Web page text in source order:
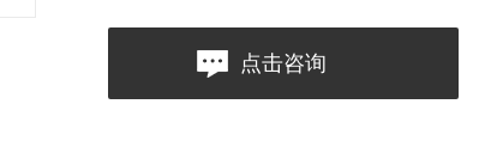
点击咨询